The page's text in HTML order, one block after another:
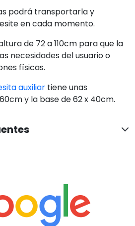
podrá transportarla y
en cada momento.
de 72 a 110cm para que la
necesidades del usuario o
físicas.
auxiliar tiene unas
y la base de 62 x 40cm.